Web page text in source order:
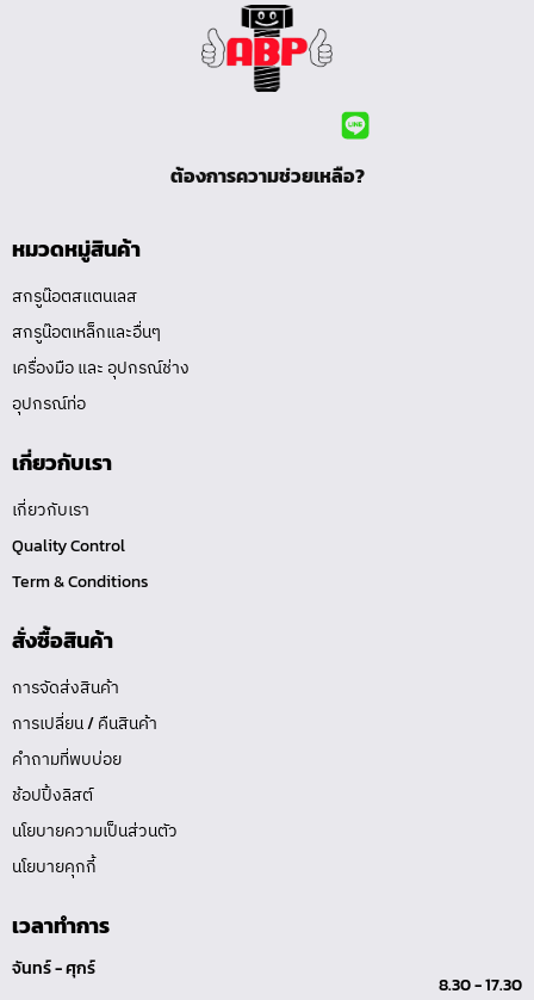
ต้องการความช่วยเหลือ?
หมวดหมู่สินค้า
สกรูน๊อตสแตนเลส
สกรูน๊อตเหล็กและอื่นๆ
เครื่องมือ และ อุปกรณ์ช่าง
อุปกรณ์ท่อ
เกี่ยวกับเรา
เกี่ยวกับเรา
Quality Control
Term & Conditions
สั่งซื้อสินค้า
การจัดส่งสินค้า
การเปลี่ยน / คืนสินค้า
คำถามที่พบบ่อย
ช้อปปิ้งลิสต์
นโยบายความเป็นส่วนตัว
นโยบายคุกกี้
เวลาทำการ
จันทร์ - ศุกร์
8.30 - 17.30